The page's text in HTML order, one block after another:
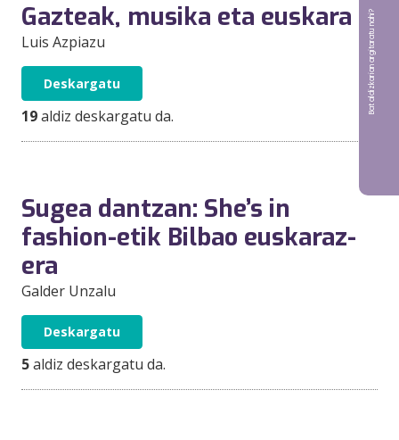
Gazteak, musika eta euskara
Luis Azpiazu
Deskargatu
19aldiz deskargatu da.
Sugea dantzan: She’s in
fashion-etik Bilbao euskaraz-
era
Galder Unzalu
Deskargatu
5aldiz deskargatu da.
Bat aldizkarian argitaratu nahi?